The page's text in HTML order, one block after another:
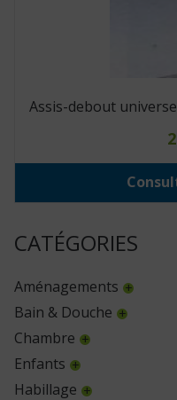
CATÉGORIES
Aménagements
Bain & Douche
Chambre
Enfants
Habillage
Assis-debout